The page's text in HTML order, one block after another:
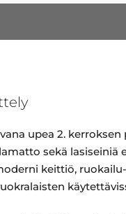
upea 2.
sekä lasiseiniä
keittiö,